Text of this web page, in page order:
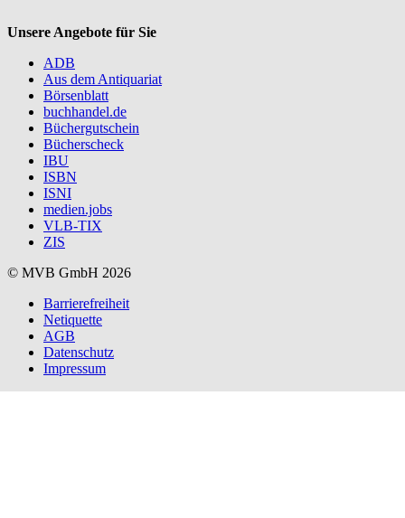
Unsere Angebote für Sie
ADB
Aus dem Antiquariat
Börsenblatt
buchhandel.de
Büchergutschein
Bücherscheck
IBU
ISBN
ISNI
medien.jobs
VLB-TIX
ZIS
© MVB GmbH 2026
Barrierefreiheit
Netiquette
AGB
Datenschutz
Impressum